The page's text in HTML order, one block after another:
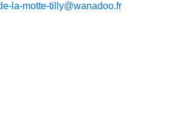
la-motte-tilly@wanadoo.fr